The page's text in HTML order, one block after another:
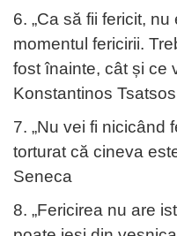
6. „Ca să fii fericit,
momentul fericirii.
fost înainte, cât și ce
Konstantinos Tsatsos
7. „Nu vei fi nicicând
torturat că cineva
Seneca
8. „Fericirea nu are